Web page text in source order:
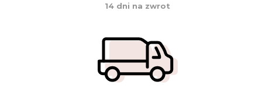
14 dni na zwrot